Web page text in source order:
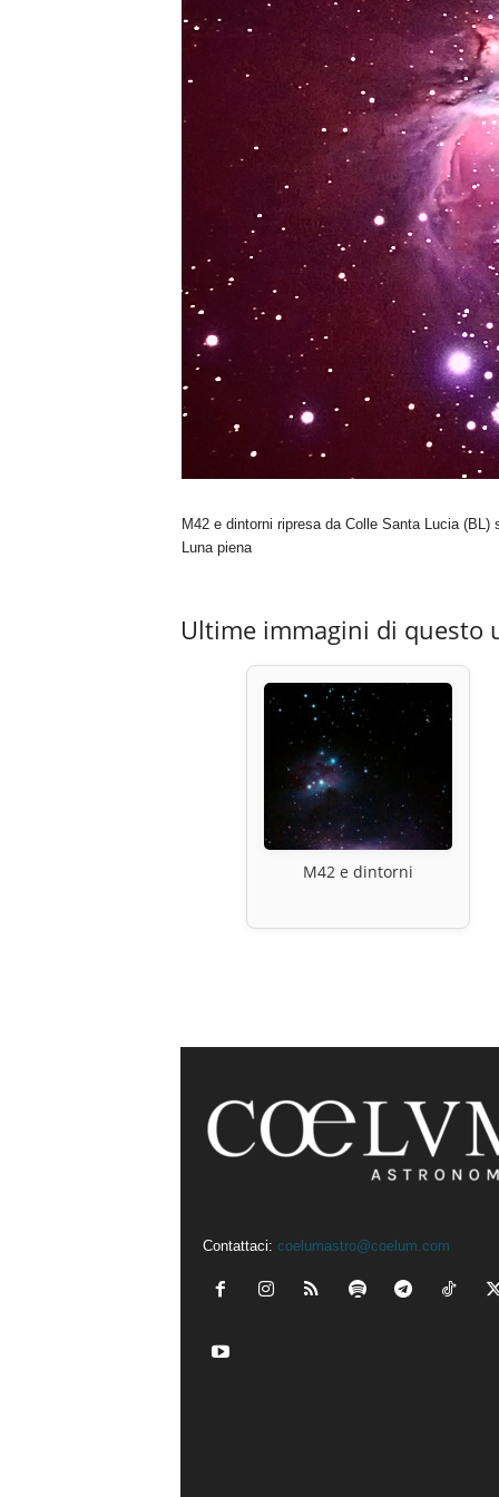
M42 e dintorni ripresa da Colle Santa Lucia
Luna piena
Ultime immagini di questo
M42 e dintorni
Contattaci: coelumastro@coelum.com